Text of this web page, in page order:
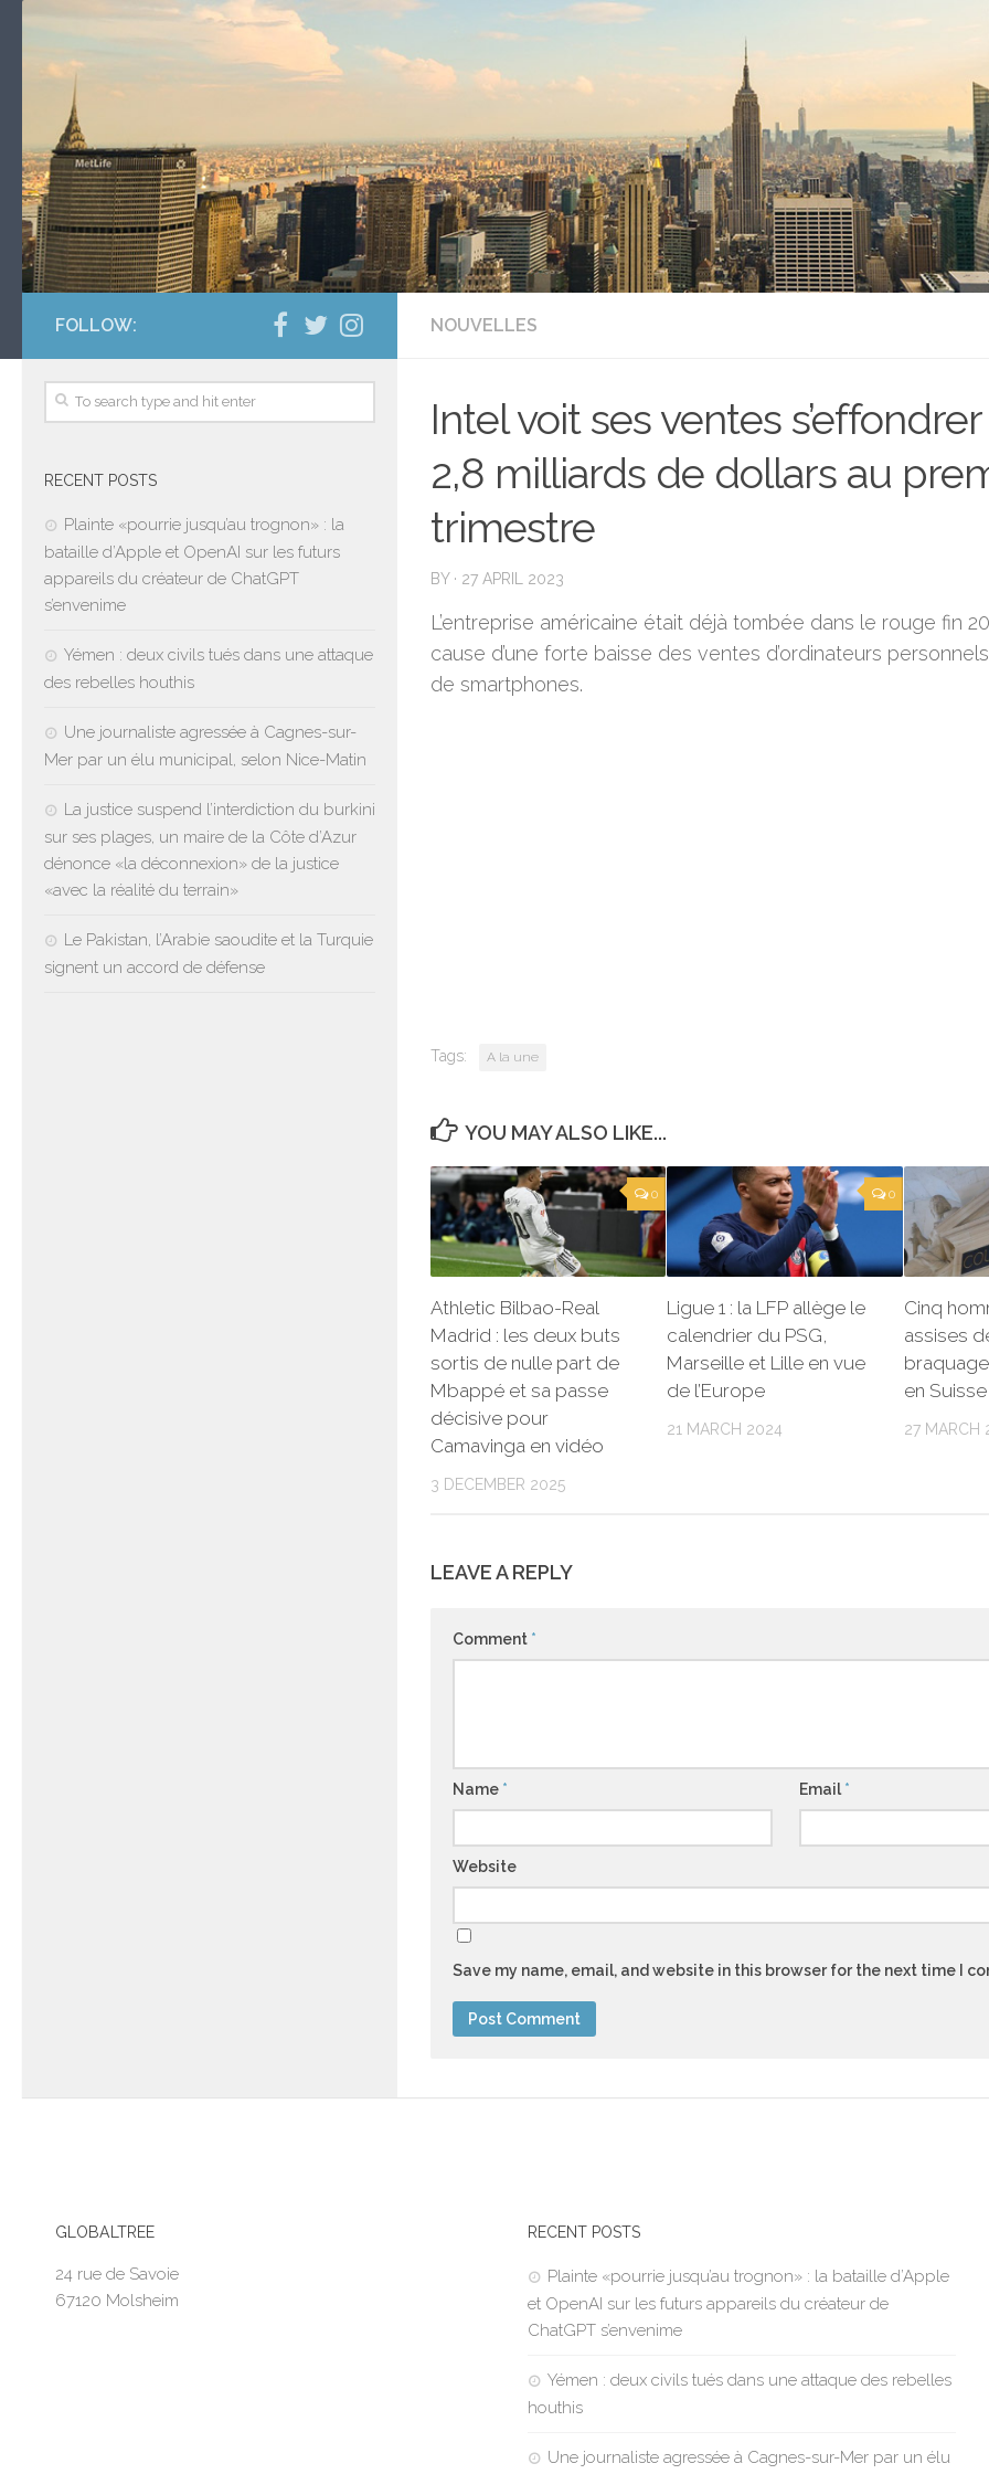
NOUVELLES
Intel voit ses ventes
2,8 milliards de dollars au
trimestre
BY · 27 APRIL 2023
L’entreprise américaine était déjà tombée dans le rouge fin
cause d’une forte baisse des ventes d’ordinateurs
de smartphones.
Tags: A la une
YOU MAY ALSO LIKE...
0
Athletic Bilbao-Real
Madrid : les deux buts
sortis de nulle part de
Mbappé et sa passe
décisive pour
Camavinga en vidéo
3 DECEMBER 2025
0
Ligue 1 : la LFP allège le
calendrier du PSG,
Marseille et Lille en vue
de l’Europe
21 MARCH 2024
Cinq
assises
en Suisse
27 MARCH
LEAVE A REPLY
Comment *
Name * Email*
Website
Save my name, email, and website in this browser for the next time I
FOLLOW:
RECENT POSTS
Plainte «pourrie jusqu’au trognon» : la
bataille d’Apple et OpenAI sur les futurs
appareils du créateur de ChatGPT
s’envenime
Yémen : deux civils tués dans une attaque
des rebelles houthis
Une journaliste agressée à Cagnes-sur-
Mer par un élu municipal, selon Nice-Matin
La justice suspend l’interdiction du burkini
sur ses plages, un maire de la Côte d’Azur
dénonce «la déconnexion» de la justice
«avec la réalité du terrain»
Le Pakistan, l’Arabie saoudite et la Turquie
signent un accord de défense
GLOBALTREE
24 rue de Savoie
67120 Molsheim
RECENT POSTS
Plainte «pourrie jusqu’au trognon» : la bataille d’Apple
et OpenAI sur les futurs appareils du créateur de
ChatGPT s’envenime
Yémen : deux civils tués dans une attaque des rebelles
houthis
Une journaliste agressée à Cagnes-sur-Mer par un élu